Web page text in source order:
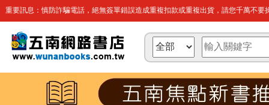
重要訊息：慎防詐騙電話，絕無簽單錯誤造成重複扣款或重複出貨，請您千萬不要